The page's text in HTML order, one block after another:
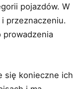
pojazdów. W
przeznaczeniu.
prowadzenia
się konieczne ich